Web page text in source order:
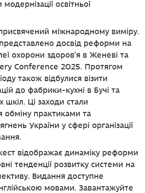
освітньої
міжнародному виміру.
досвід реформи на
охорони здоров’я в Женеві та
Conference 2025. Протягом
також відбулися візити
до фабрики-кухні в Бучі та
шкіл. Ці заходи стали
практиками та
України у сфері організації
відображає динаміку реформи
тенденції розвитку системи на
Видання доступне
мовами. Завантажуйте